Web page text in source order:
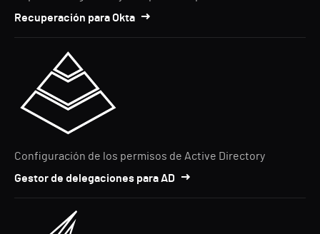
Recuperación para Okta
Configuración de los permisos de Active Directory
Gestor de delegaciones para AD